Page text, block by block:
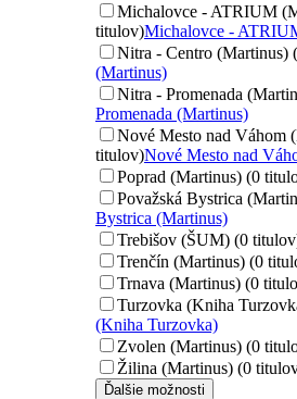
Michalovce - ATRIUM
titulov)Michalovce -
Nitra - Centro (Martinus)
(Martinus)
Nitra - Promenada
Promenada (Martinus)
Nové Mesto nad Váhom
titulov)Nové Mesto nad
Poprad (Martinus) (0
Považská Bystrica
Bystrica (Martinus)
Trebišov (ŠUM) (0
Trenčín (Martinus) (0
Trnava (Martinus) (0
Turzovka (Kniha
(Kniha Turzovka)
Zvolen (Martinus) (0
Žilina (Martinus) (0
Ďalšie možnosti